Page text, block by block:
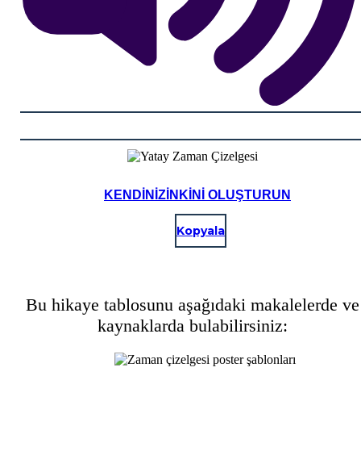
KENDINIZINKINI OLUŞTURUN
Kopyala
Bu hikaye tablosunu aşağıdaki makalelerde ve
kaynaklarda bulabilirsiniz: